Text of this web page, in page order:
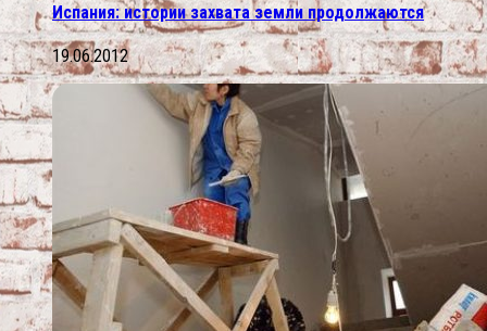
Испания: истории захвата земли продолжаются
19.06.2012